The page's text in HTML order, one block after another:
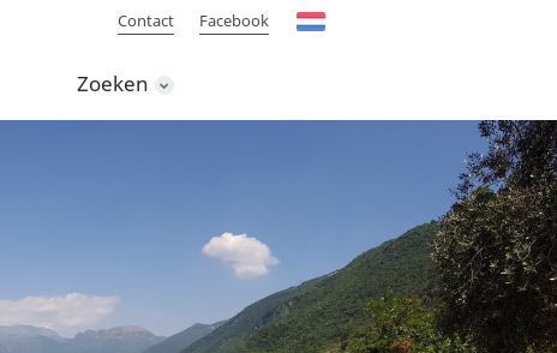
Zoeken
Contact Facebook